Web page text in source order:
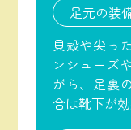
足元の装
貝殻や尖っ
ンシューズ
がら、足裏
合は靴下が